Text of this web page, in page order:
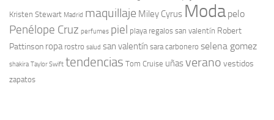
Kristen Stewart Madrid maquillaje Miley Cyrus Moda pelo
Penélope Cruz perfumes piel playa regalos san valentín Robert
Pattinson ropa rostro salud san valentín sara carbonero selena gomez
shakira Taylor Swift tendencias Tom Cruise uñasverano vestidos
zapatos